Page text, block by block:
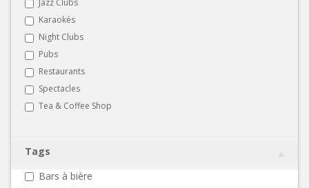
Jazz Clubs
Karaokés
Night Clubs
Pubs
Restaurants
Spectacles
Tea & Coffee Shop
Tags
Bars à bière